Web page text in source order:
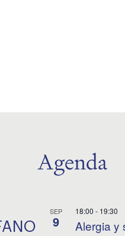
Agenda
SEP
9
18:00 - 19:30
Alergia y